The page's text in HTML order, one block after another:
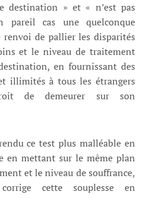
destination » et « n’est pas
pareil cas une quelconque
de pallier les disparités
et le niveau de traitement
en fournissant des
illimités à tous les étrangers
de demeurer sur son
ce test plus malléable en
en mettant sur le même plan
et le niveau de souffrance,
cette souplesse en